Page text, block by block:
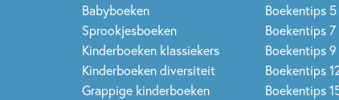
Babyboeken
Sprookjesboeken
Kinderboeken klassiekers
Kinderboeken diversiteit
Grappige kinderboeken
Boekentips
Boekentips
Boekentips 9
Boekentips
Boekentips